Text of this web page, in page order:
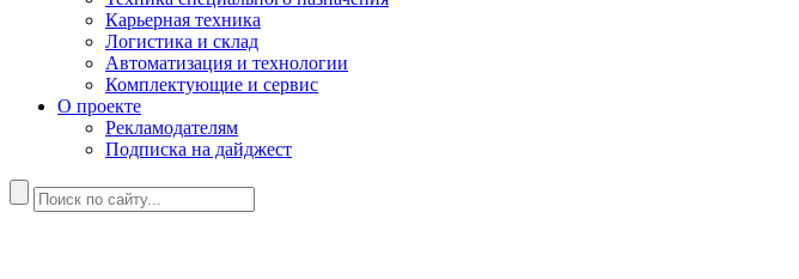
Карьерная техника
Логистика и склад
Автоматизация и технологии
Комплектующие и сервис
О проекте
Рекламодателям
Подписка на дайджест